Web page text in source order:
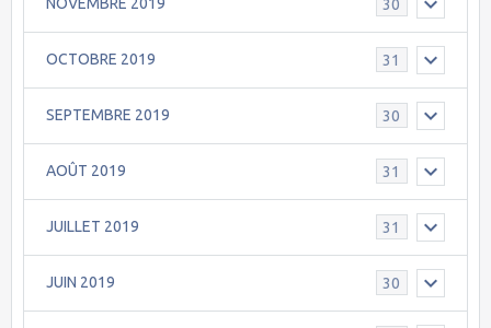
30
OCTOBRE 2019 31
SEPTEMBRE 2019 30
AOÛT 2019 31
JUILLET 2019 31
JUIN 2019 30